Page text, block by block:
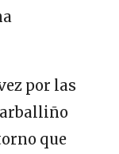
por las
que